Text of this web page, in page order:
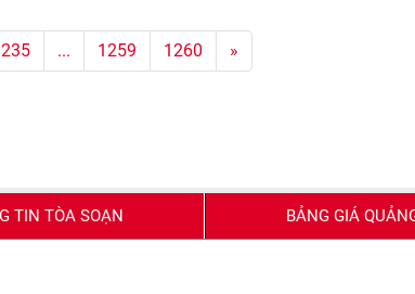
... 1259 1260 »
TIN TÒA SOẠN BẢNG GIÁ